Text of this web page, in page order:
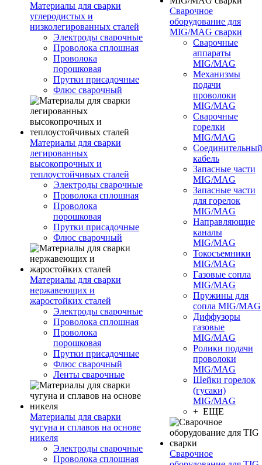
Материалы для сварки
углеродистых и
низколегированных сталей
Электроды сварочные
Проволока сплошная
Проволока
порошковая
Прутки присадочные
Флюс сварочный
Материалы для сварки
легированных
высокопрочных и
теплоустойчивых сталей
Электроды сварочные
Проволока сплошная
Проволока
порошковая
Прутки присадочные
Флюс сварочный
Материалы для сварки
нержавеющих и
жаростойких сталей
Электроды сварочные
Проволока сплошная
Проволока
порошковая
Прутки присадочные
Флюс сварочный
Ленты сварочные
Материалы для сварки
чугуна и сплавов на основе
никеля
Электроды сварочные
Проволока сплошная
Сварочное
оборудование для
MIG/MAG сварки
Сварочные
аппараты
MIG/MAG
Механизмы
подачи
проволоки
MIG/MAG
Сварочные
горелки
MIG/MAG
Соединительный
кабель
Запасные части
MIG/MAG
Запасные части
для горелок
MIG/MAG
Направляющие
каналы
MIG/MAG
Токосъемники
MIG/MAG
Газовые сопла
MIG/MAG
Пружины для
сопла MIG/MAG
Диффузоры
газовые
MIG/MAG
Ролики подачи
проволоки
MIG/MAG
Шейки горелок
(гусаки)
MIG/MAG
+ ЕЩЕ
Сварочное